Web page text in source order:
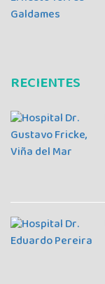
RECIENTES